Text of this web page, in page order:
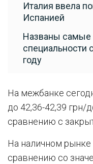
Италия ввела
Испанией
Названы самые
специальности
году
На межбанке
до 42,36-42,39 грн/
сравнению с
На наличном рынке
сравнению со